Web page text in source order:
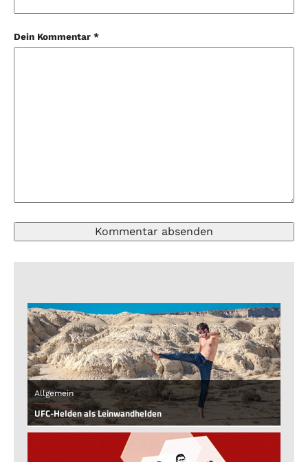
Dein Kommentar *
Allgemein
UFC-Helden als Leinwandhelden